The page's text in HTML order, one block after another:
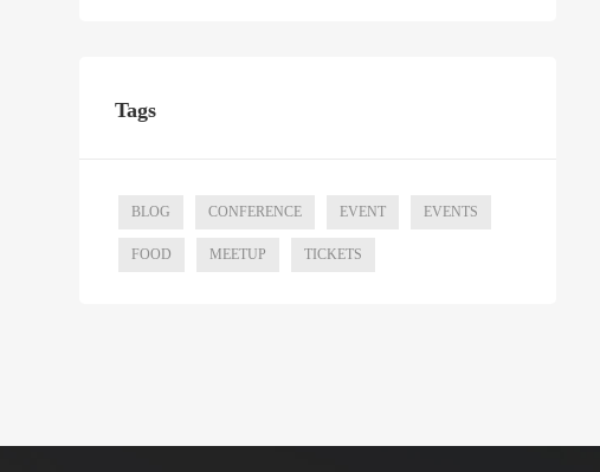
Tags
BLOG CONFERENCE EVENT EVENTS
FOOD MEETUP TICKETS